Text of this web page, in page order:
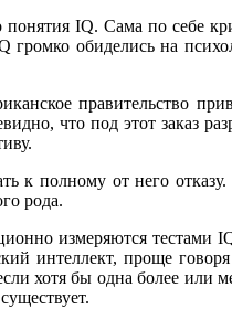
IQ. Сама по себе
громко обиделись на
правительство
что под этот заказ
к полному от него
рода.
измеряются
интеллект, проще
хотя бы одна более или